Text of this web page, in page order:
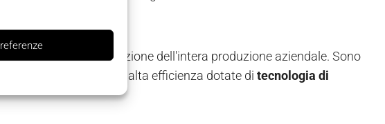
radicale modernizzazione dell'intera produzione aziendale. Sono
di nuove serre ad alta efficienza dotate di tecnologia di